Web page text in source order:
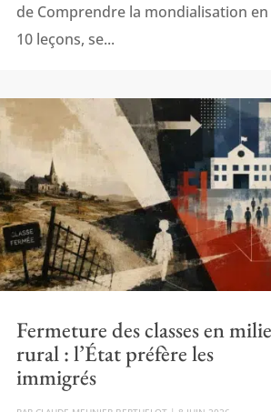
de Comprendre la mondialisation en
10 leçons, se...
Fermeture des classes en
rural : l’État préfère les
immigrés